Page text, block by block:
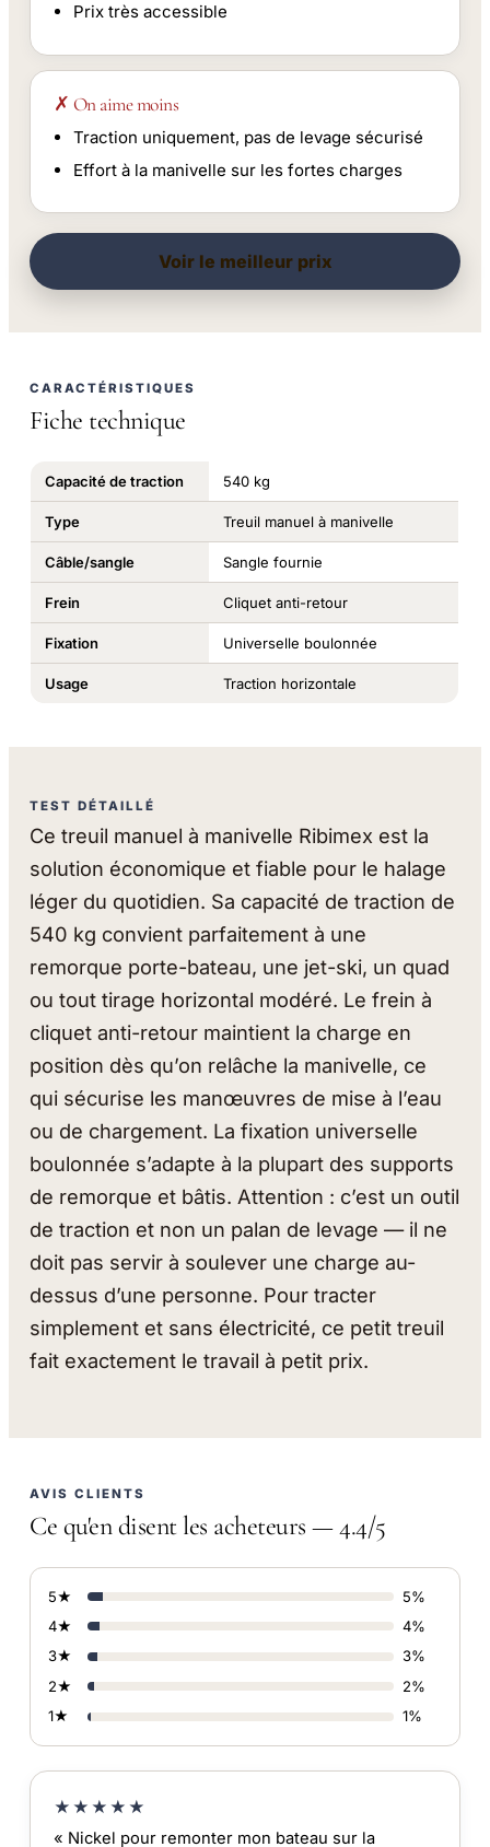
Prix très accessible
✗ On aime moins
Traction uniquement, pas de levage sécurisé
Effort à la manivelle sur les fortes charges
Voir le meilleur prix
CARACTÉRISTIQUES
Fiche technique
Capacité de traction 540 kg
Type Treuil manuel à manivelle
Câble/sangle Sangle fournie
Frein Cliquet anti-retour
Fixation Universelle boulonnée
Usage Traction horizontale
TEST DÉTAILLÉ
Ce treuil manuel à manivelle Ribimex est la
solution économique et fiable pour le halage
léger du quotidien. Sa capacité de traction de
540 kg convient parfaitement à une
remorque porte-bateau, une jet-ski, un quad
ou tout tirage horizontal modéré. Le frein à
cliquet anti-retour maintient la charge en
position dès qu’on relâche la manivelle, ce
qui sécurise les manœuvres de mise à l’eau
ou de chargement. La fixation universelle
boulonnée s’adapte à la plupart des supports
de remorque et bâtis. Attention : c’est un outil
de traction et non un palan de levage — il ne
doit pas servir à soulever une charge au-
dessus d’une personne. Pour tracter
simplement et sans électricité, ce petit treuil
fait exactement le travail à petit prix.
AVIS CLIENTS
Ce qu'en disent les acheteurs — 4.4/5
5★
5%
4★
4%
3★
3%
2★
2%
1★
1%
★★★★★
« Nickel pour remonter mon bateau sur la